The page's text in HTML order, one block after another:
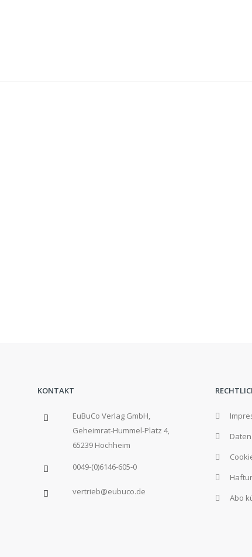
KONTAKT
EuBuCo Verlag GmbH,
Geheimrat-Hummel-Platz 4,
65239 Hochheim
0049-(0)6146-605-0
vertrieb@eubuco.de
Abo